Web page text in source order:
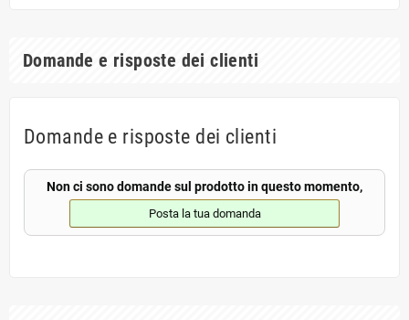
Domande e risposte dei clienti
Domande e risposte dei clienti
Non ci sono domande sul prodotto in questo momento,
Posta la tua domanda